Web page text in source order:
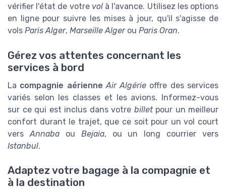
vérifier l'état de votre volà l'avance. Utilisez les options
en ligne pour suivre les mises à jour, qu'il s'agisse de
vols Paris Alger, Marseille Algerou Paris Oran.
Gérez vos attentes concernant les
services à bord
La compagnie aérienne Air Algérie offre des services
variés selon les classes et les avions. Informez-vous
sur ce qui est inclus dans votre billetpour un meilleur
confort durant le trajet, que ce soit pour un vol court
vers Annabaou Bejaia, ou un long courrier vers
Istanbul.
Adaptez votre bagage à la compagnie et
à la destination